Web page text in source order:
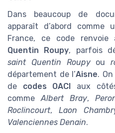
Dans beaucoup de
apparaît d’abord comme
France, ce code renvoie
Quentin Roupy, parfois
saint Quentin Roupyou
département de l’Aisne.
de codes OACI
aux
commeAlbert Bray,
Roclincourt, Laon
Valenciennes Denain.